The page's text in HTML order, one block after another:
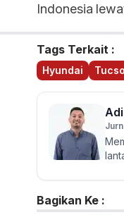
Indonesia
Tags Terkait :
Hyundai
Bagikan Ke :